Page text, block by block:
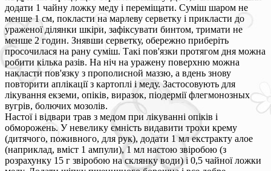
додати 1 чайну ложку меду і переміщати. Суміш шаром не
менше 1 см, покласти на марлеву серветку і прикласти до
ураженої ділянки шкіри, зафіксувати бинтом, тримати не
менше 2 годин. Знявши серветку, обережно приберіть
просочилася на рану суміш. Такі пов'язки протягом дня можна
робити кілька разів. На ніч на уражену поверхню можна
накласти пов'язку з прополисной маззю, а вдень знову
повторити аплікації з картоплі і меду. Застосовують для
лікування екземи, опіків, виразок, піодермії флегмонозных
вугрів, болючих мозолів.
Настої і відвари трав з медом при лікуванні опіків і
обморожень. У невелику ємність видавити трохи крему
(дитячого, поживного, для рук), додати 1 мл екстракту алое
(наприклад, вміст 1 ампули), 1 мл настою звіробою (з
розрахунку 15 г звіробою на склянку води) і 0,5 чайної ложки